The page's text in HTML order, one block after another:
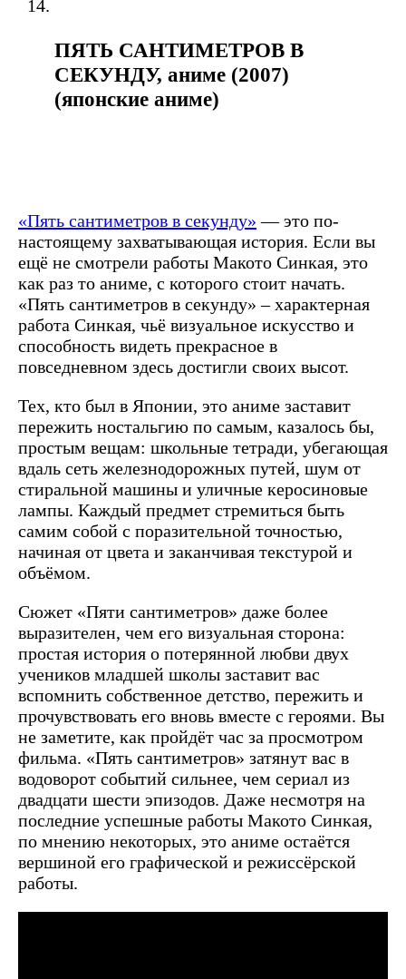
ПЯТЬ САНТИМЕТРОВ В
СЕКУНДУ, аниме (2007)
(японские аниме)
«Пять сантиметров в секунду» — это по-
настоящему захватывающая история. Если вы
ещё не смотрели работы Макото Синкая, это
как раз то аниме, с которого стоит начать.
«Пять сантиметров в секунду» – характерная
работа Синкая, чьё визуальное искусство и
способность видеть прекрасное в
повседневном здесь достигли своих высот.
Тех, кто был в Японии, это аниме заставит
пережить ностальгию по самым, казалось бы,
простым вещам: школьные тетради, убегающая
вдаль сеть железнодорожных путей, шум от
стиральной машины и уличные керосиновые
лампы. Каждый предмет стремиться быть
самим собой с поразительной точностью,
начиная от цвета и заканчивая текстурой и
объёмом.
Сюжет «Пяти сантиметров» даже более
выразителен, чем его визуальная сторона:
простая история о потерянной любви двух
учеников младшей школы заставит вас
вспомнить собственное детство, пережить и
прочувствовать его вновь вместе с героями. Вы
не заметите, как пройдёт час за просмотром
фильма. «Пять сантиметров» затянут вас в
водоворот событий сильнее, чем сериал из
двадцати шести эпизодов. Даже несмотря на
последние успешные работы Макото Синкая,
по мнению некоторых, это аниме остаётся
вершиной его графической и режиссёрской
работы.